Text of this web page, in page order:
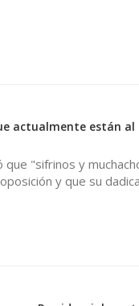
actualmente están
que "sifrinos y
y que su